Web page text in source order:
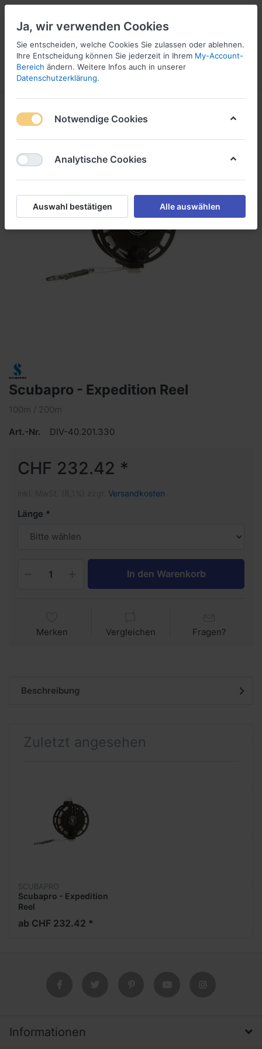
Menü Anmelden
16
Scubapro - Expedition Reel
100m / 200m
Art.-Nr.
DIV-40.201.330
CHF 232.42 *
Versandkosten
Länge
In den Warenkorb
Merken Vergleichen Fragen?
Beschreibung
Zuletzt angesehen
SCUBAPRO
Scubapro - Expedition
Reel
ab CHF 232.42 *
Informationen
Ja, wir verwenden Cookies
Sie entscheiden, welche Cookies Sie zulassen oder ablehnen.
Ihre Entscheidung können Sie jederzeit in Ihrem My-Account-
Bereich ändern. Weitere Infos auch in unserer
Datenschutzerklärung.
Notwendige Cookies
Analytische Cookies
Auswahl bestätigen Alle auswählen